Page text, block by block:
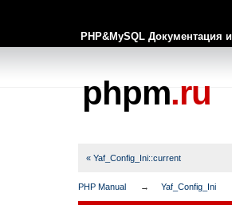
PHP&MySQL Документация
phpm.ru
« Yaf_Config_Ini::current
PHP Manual Yaf_Config_Ini